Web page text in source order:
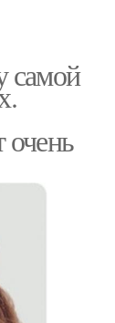
самой
очень